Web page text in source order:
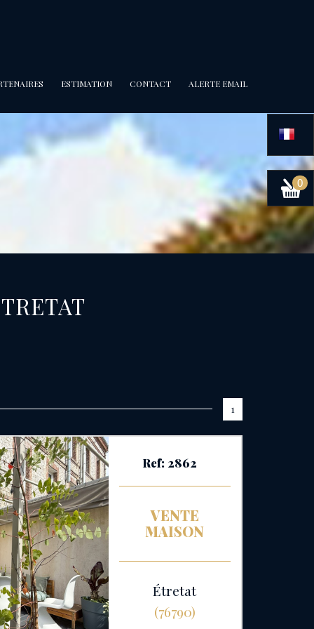
0
ESTIMATION CONTACT ALERTE EMAIL
1
Ref: 2862
VENTE
MAISON
Étretat
(76790)